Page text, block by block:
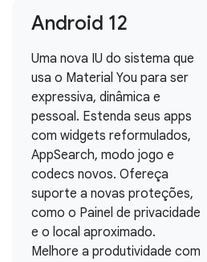
Android 12
Uma nova IU do sistema que
usa o Material You para ser
expressiva, dinâmica e
pessoal. Estenda seus apps
com widgets reformulados,
AppSearch, modo jogo e
codecs novos. Ofereça
suporte a novas proteções,
como o Painel de privacidade
e o local aproximado.
Melhore a produtividade com